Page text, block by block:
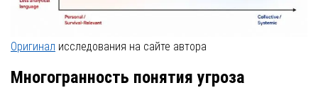
Оригинал исследования на сайте автора
Многогранность понятия угроза